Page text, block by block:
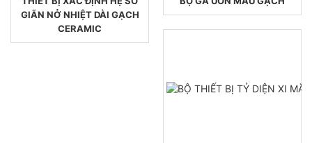
GIÃN NỞ NHIỆT DÀI GẠCH
CERAMIC